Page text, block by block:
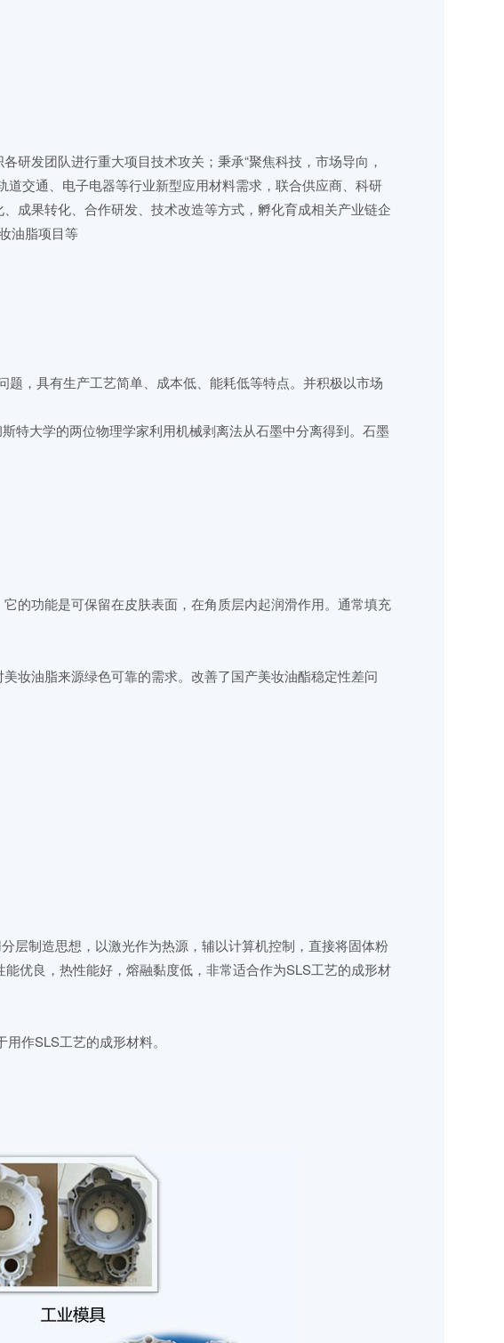
研发团队进行重大项目技术攻关；秉承“聚焦科技，市场导向，
交通、电子电器等行业新型应用材料需求，联合供应商、科研
成果转化、合作研发、技术改造等方式，孵化育成相关产业链企
油脂项目等
，具有生产工艺简单、成本低、能耗低等特点。并积极以市场
特大学的两位物理学家利用机械剥离法从石墨中分离得到。石墨
的功能是可保留在皮肤表面，在角质层内起润滑作用。通常填充
妆油脂来源绿色可靠的需求。改善了国产美妆油酯稳定性差问
层制造思想，以激光作为热源，辅以计算机控制，直接将固体粉
优良，热性能好，熔融黏度低，非常适合作为SLS工艺的成形材
作SLS工艺的成形材料。